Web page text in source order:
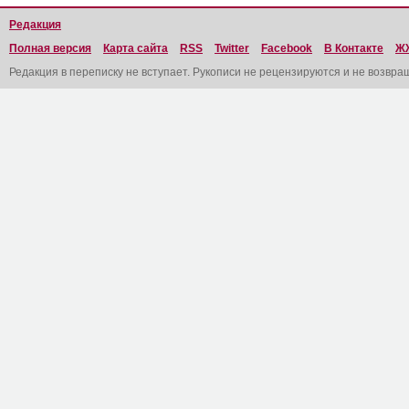
Редакция
Полная версия
Карта сайта RSS Twitter Facebook В Контакте
Редакция в переписку не вступает. Рукописи не рецензируются и не